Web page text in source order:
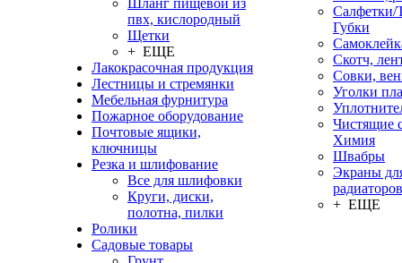
Шланг пищевой из
пвх, кислородный
Щетки
+ ЕЩЕ
Лакокрасочная продукция
Лестницы и стремянки
Мебельная фурнитура
Пожарное оборудование
Почтовые ящики,
ключницы
Резка и шлифование
Все для шлифовки
Круги, диски,
полотна, пилки
Ролики
Садовые товары
Салфетки/
Губки
Скотч,
Совки,
Уголки
Чистящие
Химия
Швабры
Экраны
радиаторов
+ ЕЩЕ